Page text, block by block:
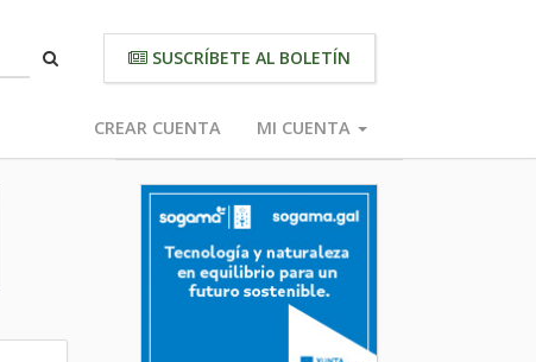
SUSCRÍBETE AL BOLETÍN
CREAR CUENTA MI CUENTA